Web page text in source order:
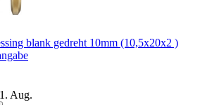
blank gedreht 10mm (10,5x20x2 )
Aug.